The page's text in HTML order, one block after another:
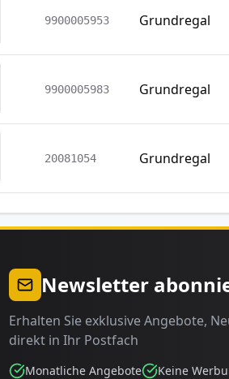
9900005953 Grundregal
9900005983 Grundregal
20081054 Grundregal
Newsletter
Erhalten Sie exklusive Angebote,
direkt in Ihr Postfach
Monatliche Angebote Keine